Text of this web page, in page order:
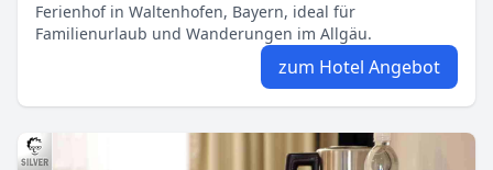
Ferienhof in Waltenhofen, Bayern, ideal für
Familienurlaub und Wanderungen im Allgäu.
zum Hotel Angebot